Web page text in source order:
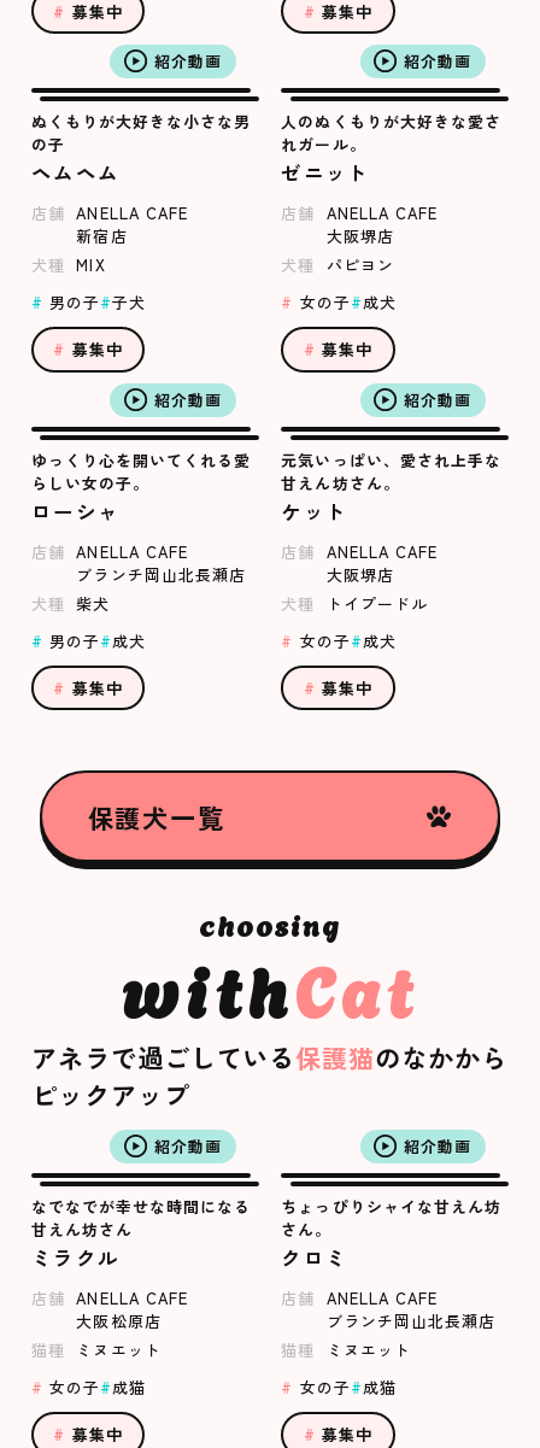
募集中 募集中
紹介動画
ぬくもりが大好きな小さな男
の子
ヘムヘム
店舗 ANELLA CAFE
新宿店
犬種
MIX
男の子
子犬
募集中
紹介動画
人のぬくもりが大好きな愛さ
れガール。
ゼニット
店舗 ANELLA CAFE
大阪堺店
犬種
パピヨン
女の子
成犬
募集中
紹介動画
ゆっくり心を開いてくれる愛
らしい女の子。
ローシャ
店舗 ANELLA CAFE
ブランチ岡山北長瀬店
犬種
柴犬
男の子
成犬
募集中
紹介動画
元気いっぱい、愛され上手な
甘えん坊さん。
ケット
店舗 ANELLA CAFE
大阪堺店
犬種
トイプードル
女の子
成犬
募集中
保護犬一覧
withCat
アネラで過ごしている保護猫のなかから
ピックアップ
紹介動画
なでなでが幸せな時間になる
甘えん坊さん
ミラクル
店舗 ANELLA CAFE
大阪松原店
猫種
ミヌエット
女の子
成猫
募集中
紹介動画
ちょっぴりシャイな甘えん坊
さん。
クロミ
店舗 ANELLA CAFE
ブランチ岡山北長瀬店
猫種
ミヌエット
女の子
成猫
募集中